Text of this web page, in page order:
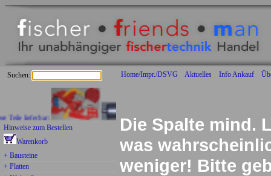
Home/Impr./DSVG Aktuelles Info Ankauf
Suchen:
lieferbar:
Hinweise zum Bestellen
Warenkorb
+ Bausteine
+ Platten
Die Spalte mind.
was
weniger! Bitte